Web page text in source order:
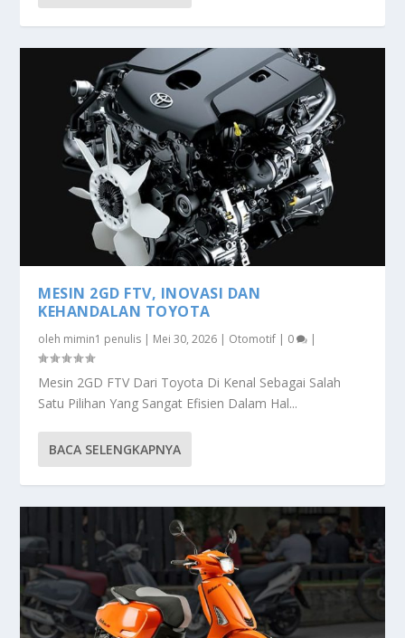
MESIN 2GD FTV, INOVASI DAN
KEHANDALAN TOYOTA
oleh mimin1 penulis Mei 30, 2026 Otomotif 0
Mesin 2GD FTV Dari Toyota Di Kenal Sebagai Salah
Satu Pilihan Yang Sangat Efisien Dalam Hal...
BACA SELENGKAPNYA